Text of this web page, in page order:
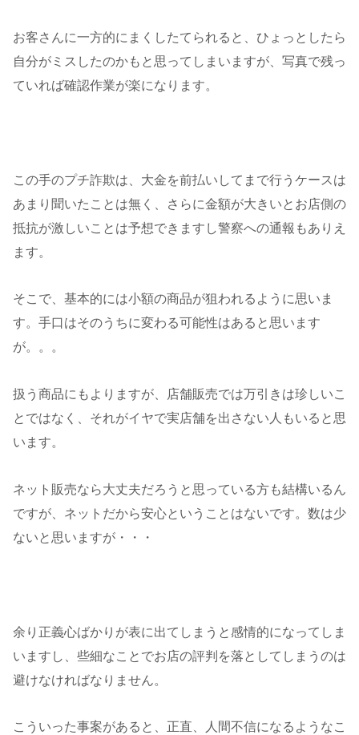
お客さんに一方的にまくしたてられると、ひょっとしたら
自分がミスしたのかもと思ってしまいますが、写真で残っ
ていれば確認作業が楽になります。
この手のプチ詐欺は、大金を前払いしてまで行うケースは
あまり聞いたことは無く、さらに金額が大きいとお店側の
抵抗が激しいことは予想できますし警察への通報もありえ
ます。
そこで、基本的には小額の商品が狙われるように思いま
す。手口はそのうちに変わる可能性はあると思います
が。。。
扱う商品にもよりますが、店舗販売では万引きは珍しいこ
とではなく、それがイヤで実店舗を出さない人もいると思
います。
ネット販売なら大丈夫だろうと思っている方も結構いるん
ですが、ネットだから安心ということはないです。数は少
ないと思いますが・・・
余り正義心ばかりが表に出てしまうと感情的になってしま
いますし、些細なことでお店の評判を落としてしまうのは
避けなければなりません。
こういった事案があると、正直、人間不信になるようなこ